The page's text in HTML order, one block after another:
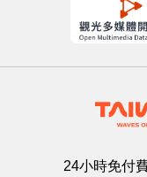
24小時免付